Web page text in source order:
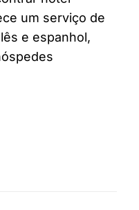
um serviço de
e espanhol,